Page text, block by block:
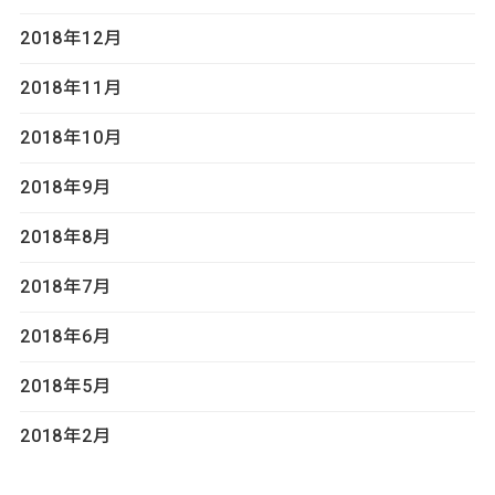
2018年12月
2018年11月
2018年10月
2018年9月
2018年8月
2018年7月
2018年6月
2018年5月
2018年2月